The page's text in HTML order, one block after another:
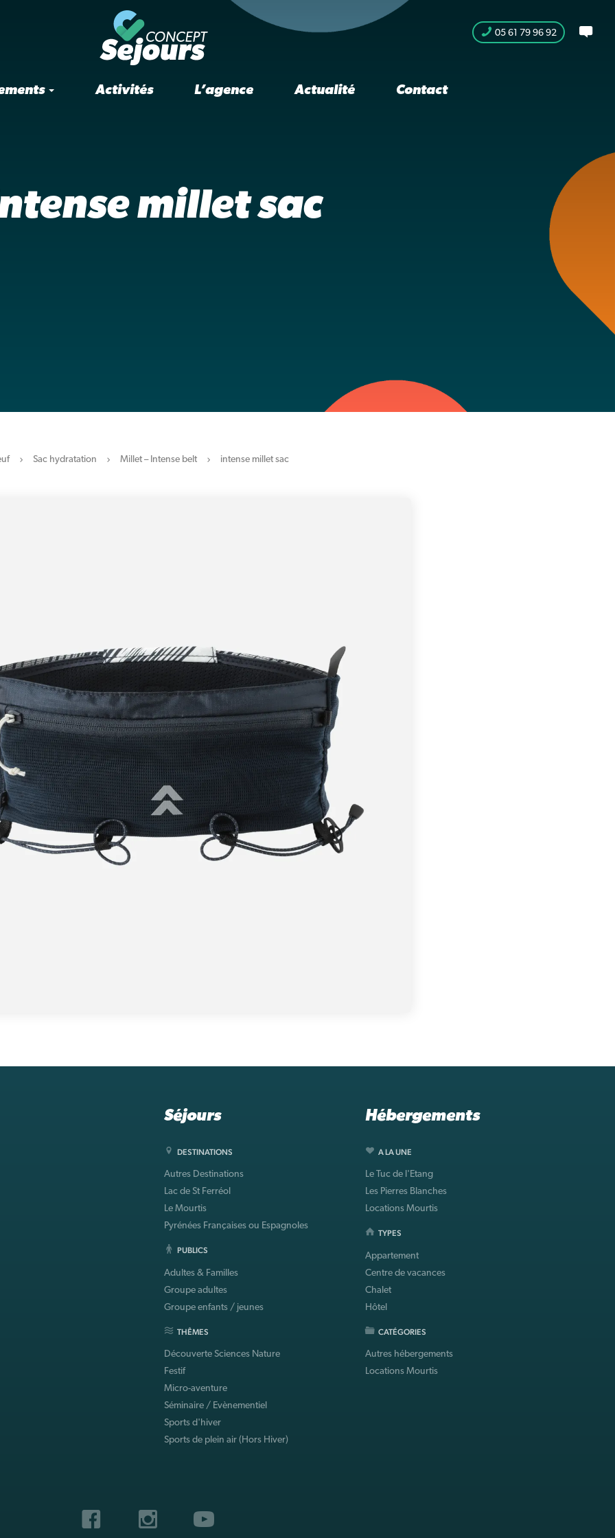
Activités L’agence Actualité Contact
05 61 79 96 92
millet sac
Sac hydratation Millet – Intense belt intense millet sac
Séjours
DESTINATIONS
Autres Destinations
Lac de St Ferréol
Le Mourtis
Pyrénées Françaises ou Espagnoles
PUBLICS
Adultes & Familles
Groupe adultes
Groupe enfants / jeunes
THÊMES
Découverte Sciences Nature
Festif
Micro-aventure
Séminaire / Evènementiel
Sports d'hiver
Sports de plein air (Hors Hiver)
Hébergements
A LA UNE
Le Tuc de l'Etang
Les Pierres Blanches
Locations Mourtis
TYPES
Appartement
Centre de vacances
Chalet
Hôtel
CATÉGORIES
Autres hébergements
Locations Mourtis